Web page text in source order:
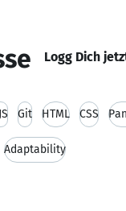
Logg Dich
Git HTML CSS
Adaptability